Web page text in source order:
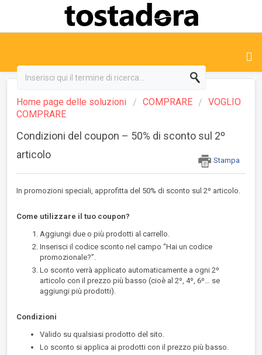
Home page delle soluzioni COMPRARE
VOGLIO
COMPRARE
Condizioni del coupon – 50% di sconto sul 2º
articolo
Stampa
In promozioni speciali, approfitta del 50% di sconto sul 2º articolo.
Come utilizzare il tuo coupon?
Aggiungi due o più prodotti al carrello.
Inserisci il codice sconto nel campo “Hai un codice
promozionale?”.
Lo sconto verrà applicato automaticamente a ogni 2º
articolo con il prezzo più basso (cioè al 2º, 4º, 6º… se
aggiungi più prodotti).
Condizioni
Valido su qualsiasi prodotto del sito.
Lo sconto si applica ai prodotti con il prezzo più basso.